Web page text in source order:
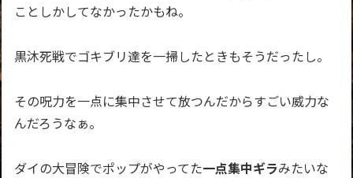
ことしかしてなかったかもね。
黒沐死戦でゴキブリ達を一掃したときもそうだったし。
その呪力を一点に集中させて放つんだからすごい威力な
んだろうなぁ。
ダイの大冒険でポップがやってた一点集中ギラみたいな